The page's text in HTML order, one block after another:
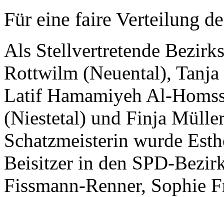
Für eine faire Verteilung
Als Stellvertretende
Rottwilm (Neuental),
Latif Hamamiyeh Al-
(Niestetal) und Finja
Schatzmeisterin wurde
Beisitzer in den SPD-
Fissmann-Renner, Sophie